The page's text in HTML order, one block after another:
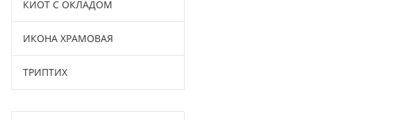
КИОТ С ОКЛАДОМ
ИКОНА ХРАМОВАЯ
ТРИПТИХ